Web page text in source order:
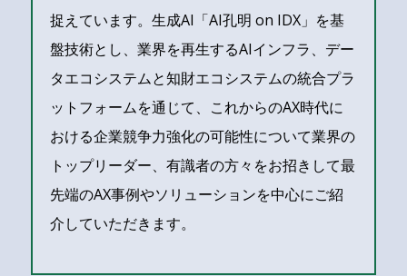
捉えています。生成AI「AI孔明 on IDX」を基
盤技術とし、業界を再生するAIインフラ、デー
タエコシステムと知財エコシステムの統合プラ
ットフォームを通じて、これからのAX時代に
おける企業競争力強化の可能性について業界の
トップリーダー、有識者の方々をお招きして最
先端のAX事例やソリューションを中心にご紹
介していただきます。